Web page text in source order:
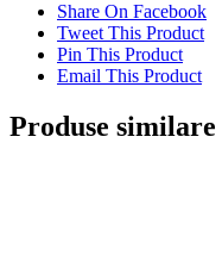
Share On Facebook
Tweet This Product
Pin This Product
Email This Product
Produse similare